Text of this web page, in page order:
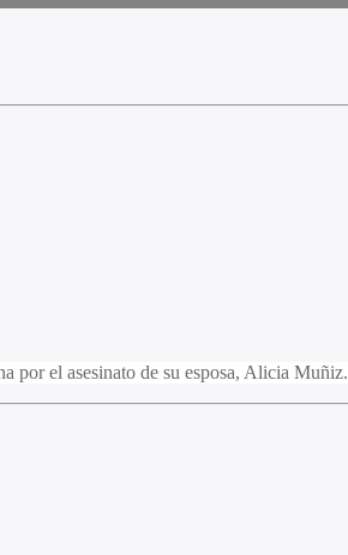
por el asesinato de su esposa, Alicia Muñiz.